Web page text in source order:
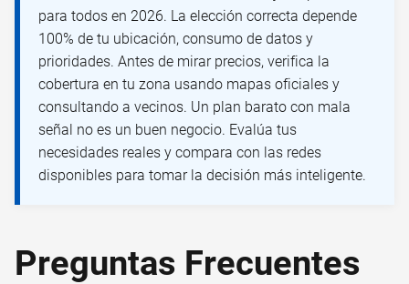
para todos en 2026. La elección correcta depende
100% de tu ubicación, consumo de datos y
prioridades. Antes de mirar precios, verifica la
cobertura en tu zona usando mapas oficiales y
consultando a vecinos. Un plan barato con mala
señal no es un buen negocio. Evalúa tus
necesidades reales y compara con las redes
disponibles para tomar la decisión más inteligente.
Preguntas Frecuentes